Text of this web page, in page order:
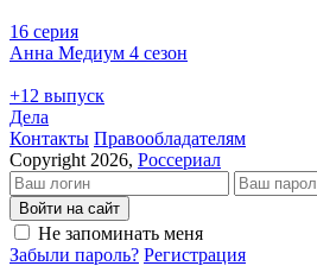
16 серия
Анна Медиум 4 сезон
+12 выпуск
Дела
Кон­так­ты Пра­во­об­ла­да­те­лям
Copyright 2026, Россериал
Войти на сайт
Не запоминать меня
Забыли пароль? Регистрация